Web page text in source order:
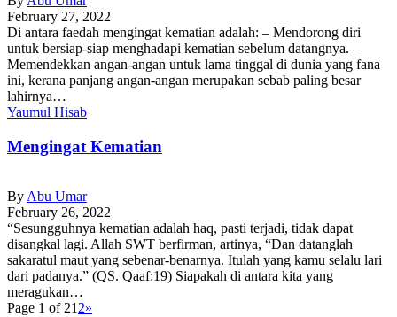
February 27, 2022
Di antara faedah mengingat kematian adalah: – Mendorong diri
untuk bersiap-siap menghadapi kematian sebelum datangnya. –
Memendekkan angan-angan untuk lama tinggal di dunia yang fana
ini, kerana panjang angan-angan merupakan sebab paling besar
lahirnya…
Yaumul Hisab
Mengingat Kematian
By Abu Umar
February 26, 2022
“Sesungguhnya kematian adalah haq, pasti terjadi, tidak dapat
disangkal lagi. Allah SWT berfirman, artinya, “Dan datanglah
sakaratul maut yang sebenar-benarnya. Itulah yang kamu selalu lari
dari padanya.” (QS. Qaaf:19) Siapakah di antara kita yang
meragukan…
Page 1 of 21 2»